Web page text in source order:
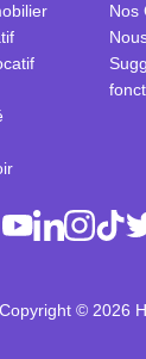
Nos
Copyright © 2026